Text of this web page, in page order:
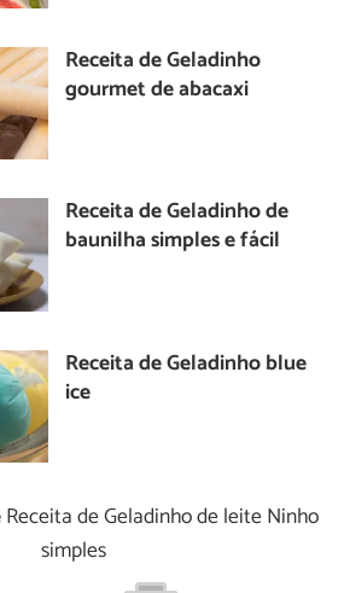
Receita de Geladinho
gourmet de abacaxi
Receita de Geladinho de
baunilha simples e fácil
Receita de Geladinho blue
ice
Receita de Geladinho de leite Ninho
simples